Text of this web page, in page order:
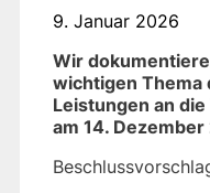
9. Januar 2026
Wir
wichtigen Thema
Leistungen an
am 14.